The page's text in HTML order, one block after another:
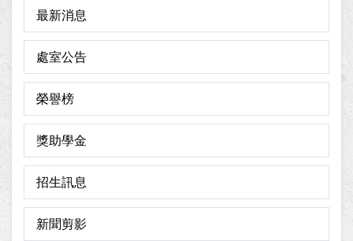
最新消息
處室公告
榮譽榜
獎助學金
招生訊息
新聞剪影